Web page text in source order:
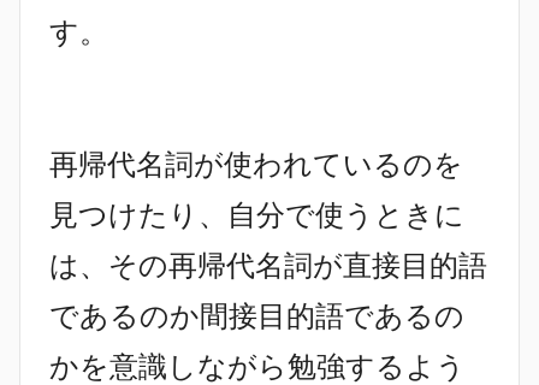
す。
再帰代名詞が使われているのを
見つけたり、自分で使うときに
は、その再帰代名詞が直接目的語
であるのか間接目的語であるの
かを意識しながら勉強するよう